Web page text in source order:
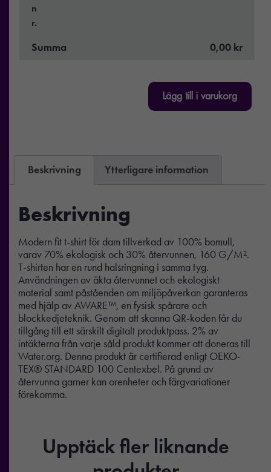
n
r.
Summa 0,00 kr
Lägg till i varukorg
Beskrivning Ytterligare information
Beskrivning
Modern fit t-shirt för dam tillverkad av 100% bomull,
varav 70% ekologisk och 30% återvunnen, 160 G/M².
T-shirten har en rund halsringning i samma tyg.
Användningen av äkta återvunnet och ekologiskt
material samt påståenden om miljöpåverkan garanteras
med hjälp av AWARE™, en fysisk spårare och
blockkedjeteknik. Genom att skanna QR-koden får du
tillgång till ett särskilt digitalt produktpass. 2% av
intäkterna från varje såld produkt kommer att doneras till
Water.org. Denna produkt är certifierad enligt OEKO-
TEX® STANDARD 100 Centexbel. På grund av
återvunna garner kan orenheter och färgvariationer
förekomma.
Upptäck fler liknande